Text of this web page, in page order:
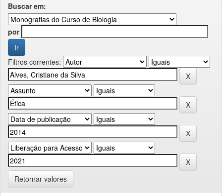
Buscar em:
por
Filtros correntes:
Retornar valores